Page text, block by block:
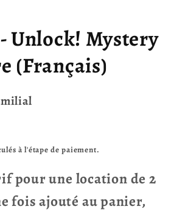
Unlock! Mystery
(Français)
à l'étape de paiement.
pour une location de 2
fois ajouté au panier,